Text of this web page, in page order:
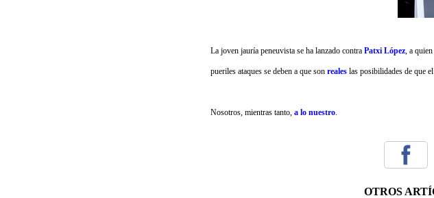
La joven jauría peneuvista se ha lanzado contra Patxi López , a
pueriles ataques se deben a que son reales las posibilidades de que
Nosotros, mientras tanto, a lo nuestro
OTROS